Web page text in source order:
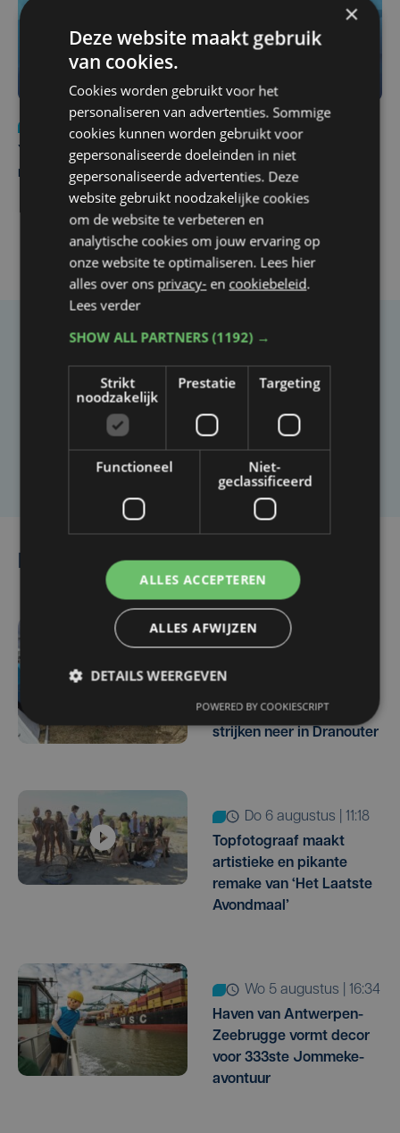
do 6 augustus | 21:30
Yaro (19), slachtoffer van vechtpartij, is na
maandenlange coma overleden
Taalfout opgemerkt?
Heb je een taal- of schrijffout opgemerkt in dit
Laat het ons weten
do 6 augustus | 17:24
Festival Dranouter schiet
duizenden kampeerders
strijken neer in Dranouter
do 6 augustus | 11:18
Topfotograaf maakt
artistieke en pikante
remake van ‘Het Laatste
Avondmaal’
wo 5 augustus | 16:34
Haven van Antwerpen-
Zeebrugge vormt decor
voor 333ste Jommeke-
avontuur
×
Deze website maakt gebruik
van cookies.
Cookies worden gebruikt voor het
personaliseren van advertenties. Sommige
cookies kunnen worden gebruikt voor
gepersonaliseerde doeleinden in niet
gepersonaliseerde advertenties. Deze
website gebruikt noodzakelijke cookies
om de website te verbeteren en
analytische cookies om jouw ervaring op
onze website te optimaliseren. Lees hier
alles over ons privacy- en cookiebeleid.
Lees verder
SHOW ALL PARTNERS(1192) →
Strikt
noodzakelijk
Prestatie Targeting
Functioneel
Niet-
geclassificeerd
ALLES ACCEPTEREN
ALLES AFWIJZEN
DETAILS WEERGEVEN
POWERED BY COOKIESCRIPT